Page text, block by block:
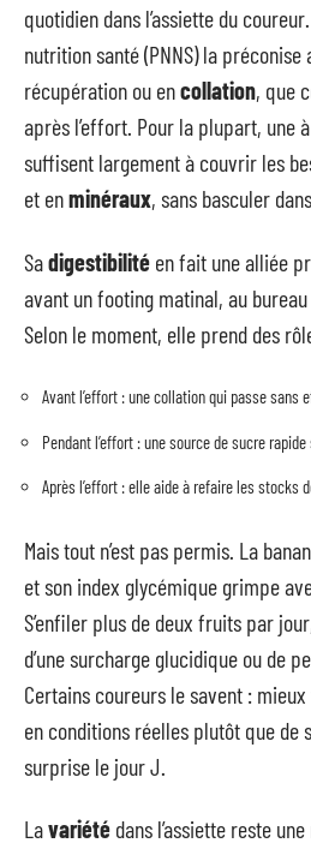
quotidien dans l’assiette du
nutrition santé (PNNS) la préconise
récupération ou encollation, que
après l’effort. Pour la plupart, une
suffisent largement à couvrir les
et enminéraux, sans basculer
Sadigestibilité en fait une alliée
avant un footing matinal, au
Selon le moment, elle prend des
Avant l’effort : une collation qui passe sans
Pendant l’effort : une source de sucre
Après l’effort : elle aide à refaire les stocks
Mais tout n’est pas permis. La
et son index glycémique grimpe
S’enfiler plus de deux fruits par
d’une surcharge glucidique ou de
Certains coureurs le savent :
en conditions réelles plutôt que de
surprise le jour J.
Lavariété dans l’assiette reste